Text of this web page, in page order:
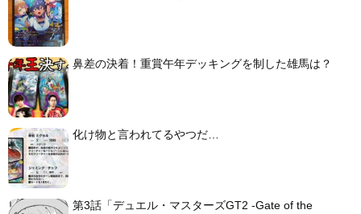
鼻差の決着！重賞午年デッキングを制した雄馬は？
化け物と言われてるやつだ…
第3話「デュエル・マスターズGT2 -Gate of the